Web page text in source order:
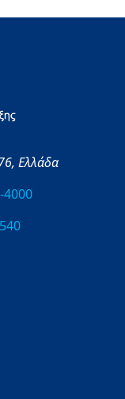
Ελλάδα
4000